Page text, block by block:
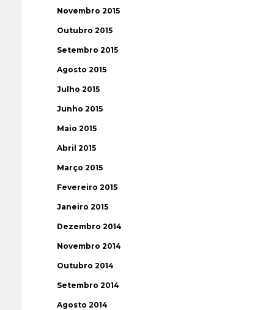
Novembro 2015
Outubro 2015
Setembro 2015
Agosto 2015
Julho 2015
Junho 2015
Maio 2015
Abril 2015
Março 2015
Fevereiro 2015
Janeiro 2015
Dezembro 2014
Novembro 2014
Outubro 2014
Setembro 2014
Agosto 2014